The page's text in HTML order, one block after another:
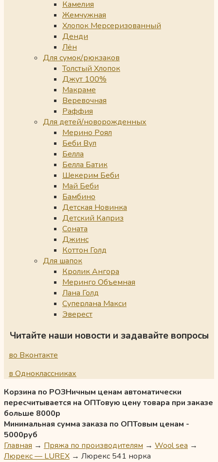
Камелия
Жемчужная
Хлопок Мерсеризованный
Денди
Лён
Для сумок/рюкзаков
Толстый Хлопок
Джут 100%
Макраме
Веревочная
Раффия
Для детей/новорожденных
Мерино Роял
Беби Вул
Белла
Белла Батик
Шекерим Беби
Май Беби
Бамбино
Детская Новинка
Детский Каприз
Соната
Джинс
Коттон Голд
Для шапок
Кролик Ангора
Меринго Объемная
Лана Голд
Суперлана Макси
Эверест
Читайте наши новости и задавайте вопросы
во Вконтакте
в Одноклассниках
Корзина по РОЗНичным ценам автоматически
пересчитывается на ОПТовую цену товара при заказе
больше 8000р
Минимальная сумма заказа по ОПТовым ценам -
5000руб
Главная → Пряжа по производителям → Wool sea →
Люрекс — LUREX → Люрекс 541 норка